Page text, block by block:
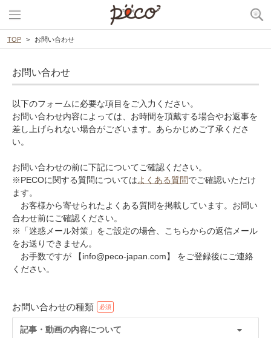
TOP お問い合わせ
お問い合わせ
以下のフォームに必要な項目をご入力ください。
お問い合わせ内容によっては、お時間を頂戴する場合やお返事を
差し上げられない場合がございます。あらかじめご了承くださ
い。
お問い合わせの前に下記についてご確認ください。
※PECOに関する質問についてはよくある質問でご確認いただけ
ます。
お客様から寄せられたよくある質問を掲載しています。お問い
合わせ前にご確認ください。
※「迷惑メール対策」をご設定の場合、こちらからの返信メール
をお送りできません。
お手数ですが 【info@peco-japan.com】 をご登録後にご連絡
ください。
お問い合わせの種類
記事・動画の内容について